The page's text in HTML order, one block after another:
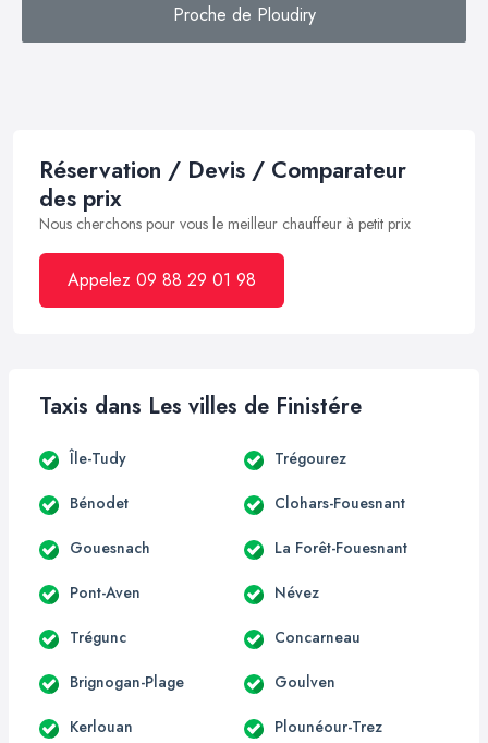
Proche de Ploudiry
Réservation / Devis / Comparateur
des prix
Nous cherchons pour vous le meilleur chauffeur à petit prix
Appelez 09 88 29 01 98
Taxis dans Les villes de Finistére
Île-Tudy Trégourez
Bénodet Clohars-Fouesnant
Gouesnach La Forêt-Fouesnant
Pont-Aven Névez
Trégunc Concarneau
Brignogan-Plage Goulven
Kerlouan Plounéour-Trez